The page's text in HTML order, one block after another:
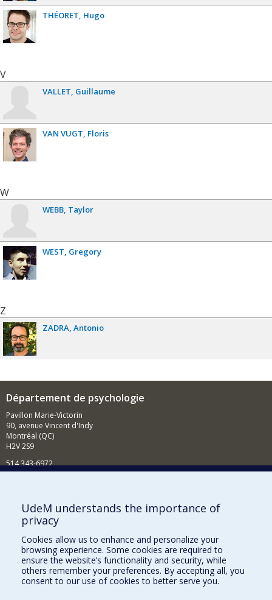
THÉORET Hugo
V
VALLET Guillaume
VAN VUGT Floris
W
WEBB Taylor
WEST Gregory
Z
ZADRA Antonio
Département de psychologie
Pavillon Marie-Victorin
90, avenue Vincent d'Indy
Montréal (QC)
H2V 2S9
514 343-6972
Comment soutenir le Département?
BESOIN D'AIDE?
Plan du site
Signaler une erreur
Accessibilité
UdeM understands the importance of
privacy
Cookies allow us to enhance and personalize your
browsing experience. Some cookies are required to
ensure the website’s functionality and security, while
others remember your preferences. By accepting all, you
consent to our use of cookies to better serve you.